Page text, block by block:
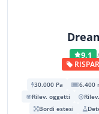
9,1
30.000 Pa 6.400
Rilev. oggetti
Bordi estesi